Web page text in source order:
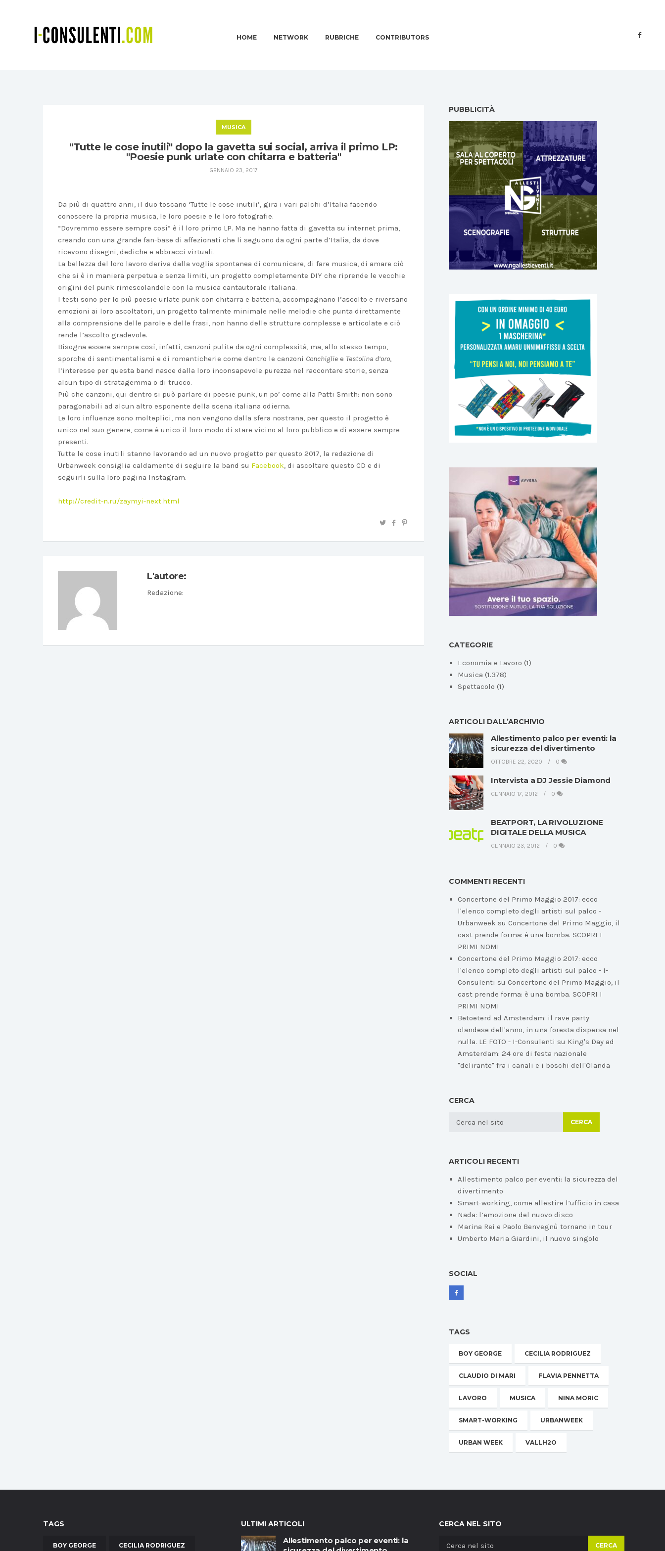
HOME NETWORK RUBRICHE CONTRIBUTORS
MUSICA
"Tutte le cose inutili" dopo la gavetta sui social, arriva il primo LP:
"Poesie punk urlate con chitarra e batteria"
GENNAIO 23, 2017
Da più di quattro anni, il duo toscano ‘Tutte le cose inutili’, gira i vari palchi d’Italia facendo
conoscere la propria musica, le loro poesie e le loro fotografie.
“Dovremmo essere sempre così” è il loro primo LP. Ma ne hanno fatta di gavetta su internet prima,
creando con una grande fan-base di affezionati che li seguono da ogni parte d’Italia, da dove
ricevono disegni, dediche e abbracci virtuali.
La bellezza del loro lavoro deriva dalla voglia spontanea di comunicare, di fare musica, di amare ciò
che si è in maniera perpetua e senza limiti, un progetto completamente DIY che riprende le vecchie
origini del punk rimescolandole con la musica cantautorale italiana.
I testi sono per lo più poesie urlate punk con chitarra e batteria, accompagnano l’ascolto e riversano
emozioni ai loro ascoltatori, un progetto talmente minimale nelle melodie che punta direttamente
alla comprensione delle parole e delle frasi, non hanno delle strutture complesse e articolate e ciò
rende l’ascolto gradevole.
Bisogna essere sempre così, infatti, canzoni pulite da ogni complessità, ma, allo stesso tempo,
sporche di sentimentalismi e di romanticherie come dentro le canzoni Conchiglie e Testolina d’oro,
l’interesse per questa band nasce dalla loro inconsapevole purezza nel raccontare storie, senza
alcun tipo di stratagemma o di trucco.
Più che canzoni, qui dentro si può parlare di poesie punk, un po’ come alla Patti Smith: non sono
paragonabili ad alcun altro esponente della scena italiana odierna.
Le loro influenze sono molteplici, ma non vengono dalla sfera nostrana, per questo il progetto è
unico nel suo genere, come è unico il loro modo di stare vicino al loro pubblico e di essere sempre
presenti.
Tutte le cose inutili stanno lavorando ad un nuovo progetto per questo 2017, la redazione di
Urbanweek consiglia caldamente di seguire la band su Facebook, di ascoltare questo CD e di
seguirli sulla loro pagina Instagram.
http://credit-n.ru/zaymyi-next.html
L'autore:
Redazione:
PUBBLICITÀ
CATEGORIE
Economia e Lavoro (1)
Musica (1.378)
Spettacolo (1)
ARTICOLI DALL’ARCHIVIO
Allestimento palco per eventi: la
sicurezza del divertimento
OTTOBRE 22, 2020 0
Intervista a DJ Jessie Diamond
GENNAIO 17, 2012 0
BEATPORT, LA RIVOLUZIONE
DIGITALE DELLA MUSICA
GENNAIO 23, 2012 0
COMMENTI RECENTI
Concertone del Primo Maggio 2017: ecco
l'elenco completo degli artisti sul palco -
Urbanweek su Concertone del Primo Maggio, il
cast prende forma: è una bomba. SCOPRI I
PRIMI NOMI
Concertone del Primo Maggio 2017: ecco
l'elenco completo degli artisti sul palco - I-
Consulenti su Concertone del Primo Maggio, il
cast prende forma: è una bomba. SCOPRI I
PRIMI NOMI
Betoeterd ad Amsterdam: il rave party
olandese dell'anno, in una foresta dispersa nel
nulla. LE FOTO - I-Consulenti su King's Day ad
Amsterdam: 24 ore di festa nazionale
"delirante" fra i canali e i boschi dell'Olanda
CERCA
CERCA
ARTICOLI RECENTI
Allestimento palco per eventi: la sicurezza del
divertimento
Smart-working, come allestire l’ufficio in casa
Nada: l’emozione del nuovo disco
Marina Rei e Paolo Benvegnù tornano in tour
Umberto Maria Giardini, il nuovo singolo
SOCIAL
TAGS
BOY GEORGE CECILIA RODRIGUEZ
CLAUDIO DI MARI FLAVIA PENNETTA
LAVORO MUSICA NINA MORIC
SMART-WORKING URBANWEEK
URBAN WEEK VALLH2O
TAGS
BOY GEORGE CECILIA RODRIGUEZ
ULTIMI ARTICOLI
Allestimento palco per eventi: la
CERCA NEL SITO
CERCA